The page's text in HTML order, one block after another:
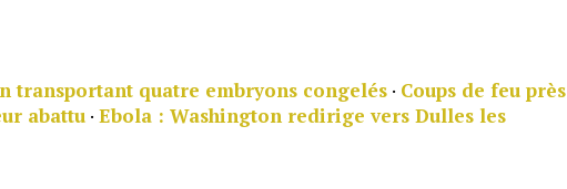
transportant quatre embryons congelés · Coups de feu près
abattu · Ebola : Washington redirige vers Dulles les